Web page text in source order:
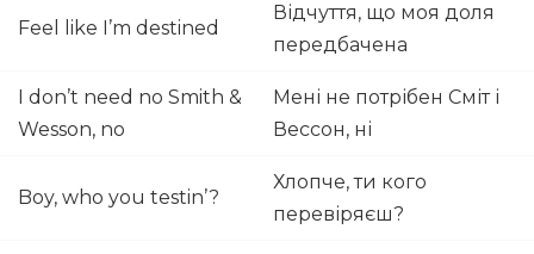
Feel like I’m destined
Відчуття, що моя доля
передбачена
I don’t need no Smith &
Wesson, no
Мені не потрібен Сміт і
Вессон, ні
Boy, who you testin’?
Хлопче, ти кого
перевіряєш?